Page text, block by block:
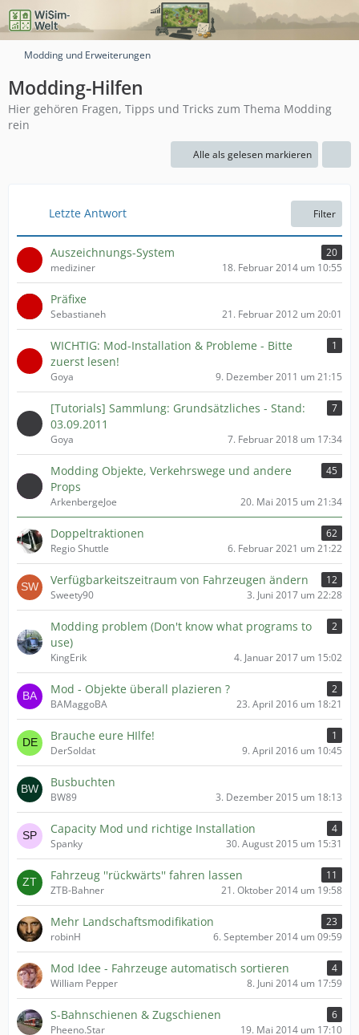
Modding und Erweiterungen
Modding-Hilfen
Hier gehören Fragen, Tipps und Tricks zum Thema Modding
rein
Alle als gelesen markieren
Letzte Antwort Filter
Auszeichnungs-System
20
mediziner
18. Februar 2014 um 10:55
Präfixe
Sebastianeh 21. Februar 2012 um 20:01
WICHTIG: Mod-Installation & Probleme - Bitte
zuerst lesen!
1
Goya 9. Dezember 2011 um 21:15
[Tutorials] Sammlung: Grundsätzliches - Stand:
03.09.2011
7
Goya 7. Februar 2018 um 17:34
Modding Objekte, Verkehrswege und andere
Props
45
ArkenbergeJoe 20. Mai 2015 um 21:34
Doppeltraktionen
62
Regio Shuttle
6. Februar 2021 um 21:22
Verfügbarkeitszeitraum von Fahrzeugen ändern
12
Sweety90
3. Juni 2017 um 22:28
Modding problem (Don't know what programs to
use)
2
KingErik 4. Januar 2017 um 15:02
Mod - Objekte überall plazieren ?
2
BAMaggoBA
23. April 2016 um 18:21
Brauche eure HIlfe!
1
DerSoldat
9. April 2016 um 10:45
Busbuchten
BW89 3. Dezember 2015 um 18:13
Capacity Mod und richtige Installation
4
Spanky
30. August 2015 um 15:31
Fahrzeug ''rückwärts'' fahren lassen
11
ZTB-Bahner
21. Oktober 2014 um 19:58
Mehr Landschaftsmodifikation
23
robinH
6. September 2014 um 09:59
Mod Idee - Fahrzeuge automatisch sortieren
4
William Pepper
8. Juni 2014 um 17:59
S-Bahnschienen & Zugschienen
6
Pheeno.Star
19. Mai 2014 um 17:10